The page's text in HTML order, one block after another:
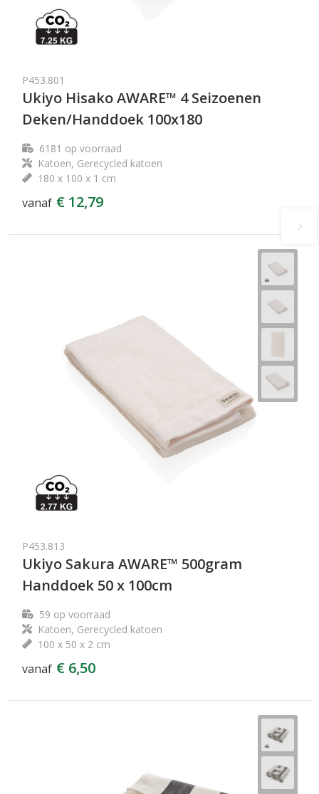
P453.801
Ukiyo Hisako AWARE™ 4 Seizoenen
Deken/Handdoek 100x180
6181 op voorraad
Katoen, Gerecycled katoen
180 x 100 x 1 cm
vanaf € 12,79
P453.813
Ukiyo Sakura AWARE™ 500gram
Handdoek 50 x 100cm
59 op voorraad
Katoen, Gerecycled katoen
100 x 50 x 2 cm
vanaf € 6,50